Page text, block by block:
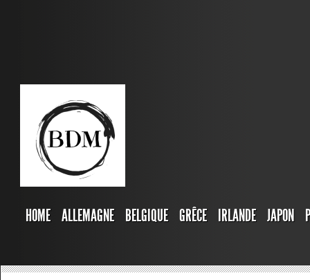
HOME ALLEMAGNE BELGIQUE GRÊCE IRLANDE JAPON